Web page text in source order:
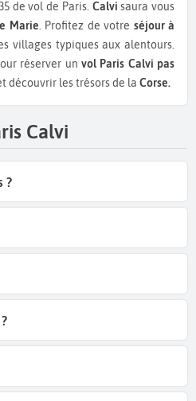
de vol de Paris. Calvi saura vous
Marie . Profitez de votre séjour à
villages typiques aux alentours.
réserver un vol Paris Calvi pas
découvrir les trésors de la Corse.
Calvi
?